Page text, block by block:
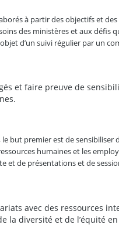
à partir des objectifs et
des ministères et aux défis
d’un suivi régulier par un
et faire preuve de
le but premier est de
humaines et les
et de présentations et de
avec des ressources
la diversité et de l’équité